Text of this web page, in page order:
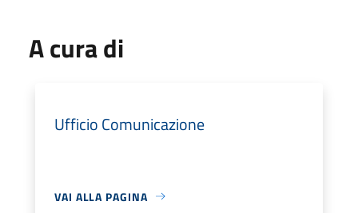
A cura di
Ufficio Comunicazione
VAI ALLA PAGINA